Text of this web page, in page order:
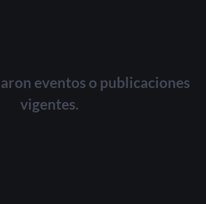
eventos o publicaciones
vigentes.
Or